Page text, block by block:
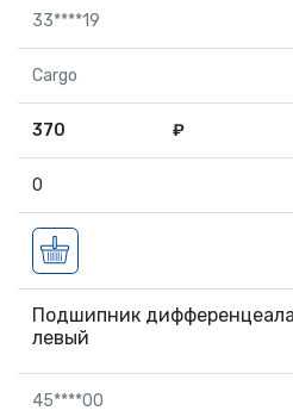
33****19
Cargo
370 ₽
0
Подшипник
левый
45****00